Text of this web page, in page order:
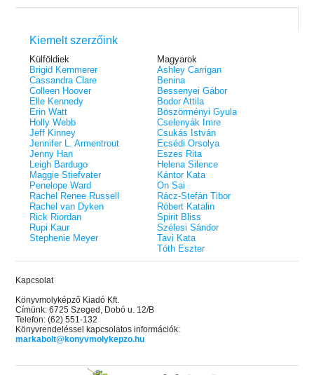
Kiemelt szerzőink
Külföldiek
Brigid Kemmerer
Cassandra Clare
Colleen Hoover
Elle Kennedy
Erin Watt
Holly Webb
Jeff Kinney
Jennifer L. Armentrout
Jenny Han
Leigh Bardugo
Maggie Stiefvater
Penelope Ward
Rachel Renee Russell
Rachel van Dyken
Rick Riordan
Rupi Kaur
Stephenie Meyer
Magyarok
Ashley Carrigan
Benina
Bessenyei Gábor
Bodor Attila
Böszörményi Gyula
Cselenyák Imre
Csukás István
Ecsédi Orsolya
Eszes Rita
Helena Silence
Kántor Kata
On Sai
Rácz-Stefán Tibor
Róbert Katalin
Spirit Bliss
Szélesi Sándor
Tavi Kata
Tóth Eszter
Kapcsolat
Könyvmolyképző Kiadó Kft.
Címünk: 6725 Szeged, Dobó u. 12/B
Telefon: (62) 551-132
Könyvrendeléssel kapcsolatos információk:
markabolt@konyvmolykepzo.hu